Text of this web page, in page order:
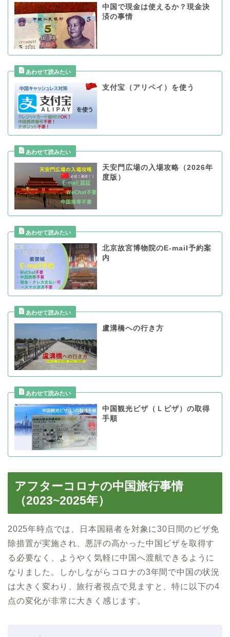
中国で現金は使えるか？現金決
済の事情
支付宝（アリペイ）を使う
天安門広場の入場攻略（2026年
度版）
北京故宮博物院のE-mail予約案
内
盧溝橋への行き方
中国観光ビザ（Ｌビザ）の取得
手順
アフターコロナの中国旅行事情
（2023~2025年）
2025年時点では、日本国籍者を対象に30日間のビザ免
除措置が実施され、悪評の高かった中国ビザを取得す
る必要なく、ようやく気軽に中国へ渡航できるように
なりました。しかしながらコロナの3年間で中国の状況
は大きく変わり、旅行者視点で見ますと、特に以下の4
点の変化が非常に大きく感じます。